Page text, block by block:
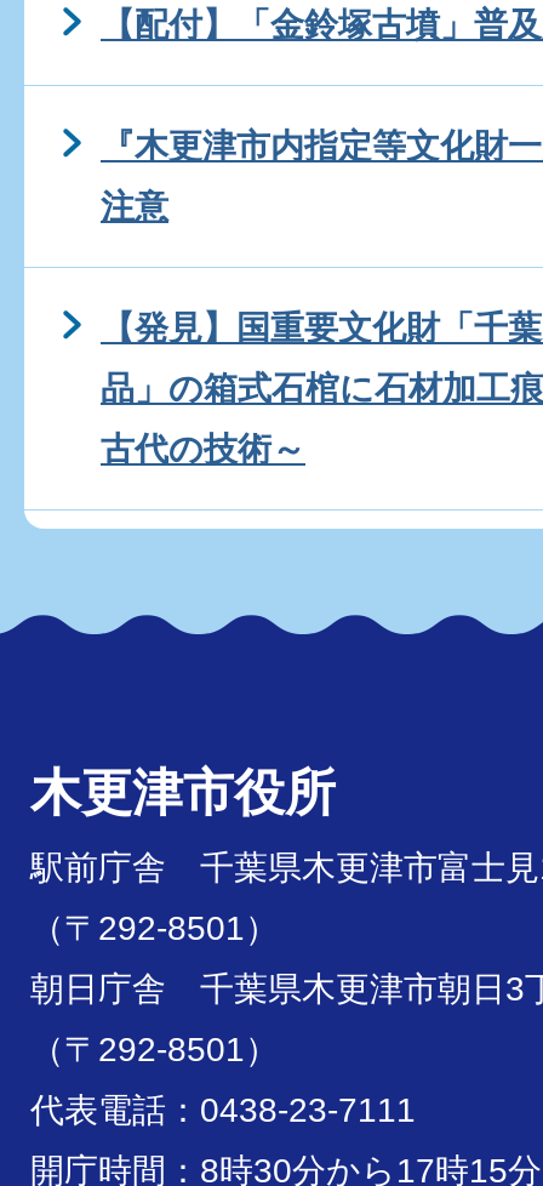
【配付】「金鈴塚古墳」普
『木更津市内指定等文化財
注意
【発見】国重要文化財「千
品」の箱式石棺に石材加工
古代の技術～
木更津市役所
駅前庁舎 千葉県木更津市富士
（〒292-8501）
朝日庁舎 千葉県木更津市朝日3
（〒292-8501）
代表電話：0438-23-7111
開庁時間：8時30分から17時15